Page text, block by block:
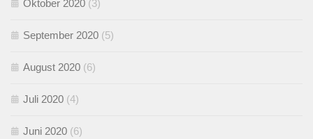
Oktober 2020 (3)
September 2020 (5)
August 2020 (6)
Juli 2020 (4)
Juni 2020 (6)